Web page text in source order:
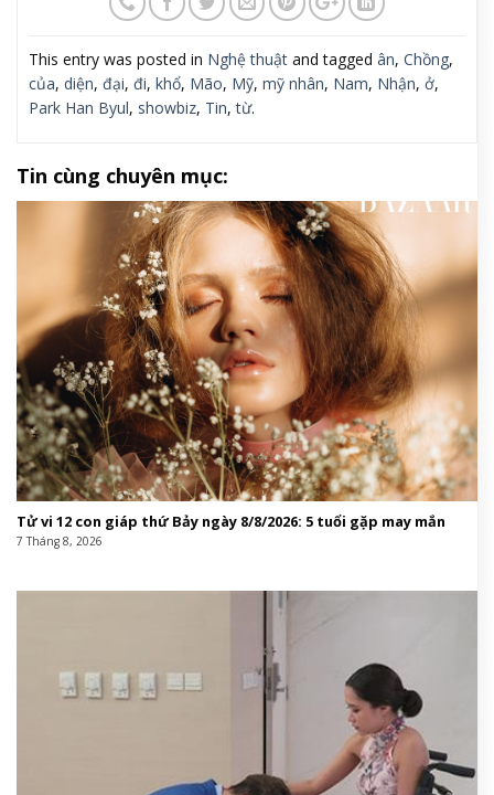
This entry was posted in Nghệ thuật and tagged ân, Chồng,
của, diện, đại, đi, khổ, Mão, Mỹ, mỹ nhân, Nam, Nhận, ở,
Park Han Byul, showbiz, Tin,từ.
Tin cùng chuyên mục:
Tử vi 12 con giáp thứ Bảy ngày 8/8/2026: 5 tuổi gặp may mắn
7 Tháng 8, 2026